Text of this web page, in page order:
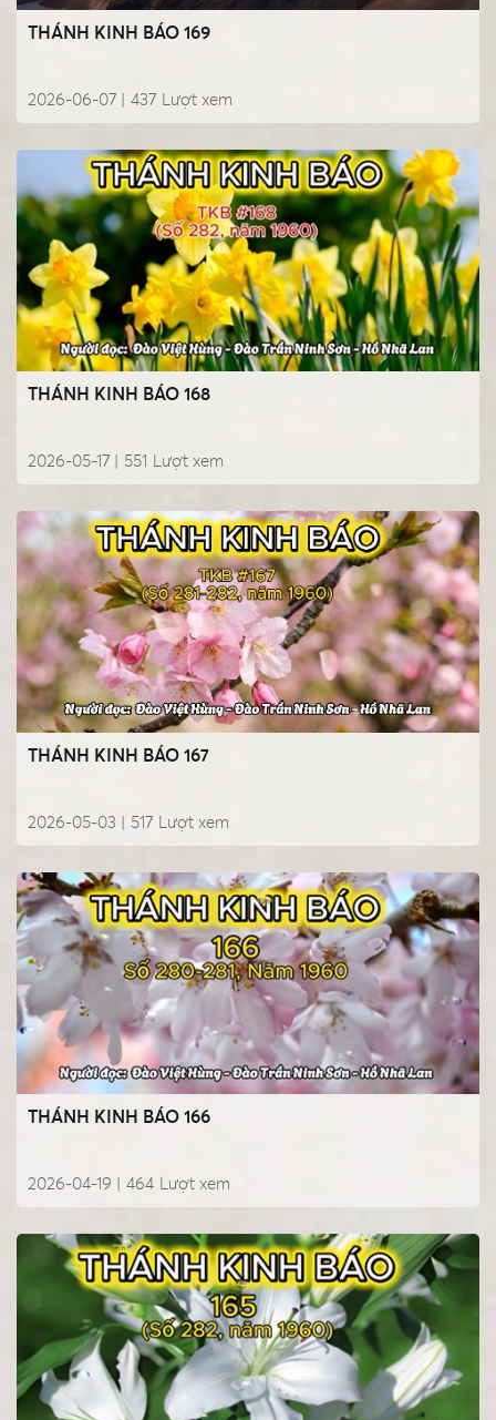
THÁNH KINH BÁO 169
2026-06-07 | Lượt xem
437
THÁNH KINH BÁO 168
2026-05-17 | Lượt xem
551
THÁNH KINH BÁO 167
2026-05-03 | Lượt xem
517
THÁNH KINH BÁO 166
2026-04-19 | Lượt xem
464